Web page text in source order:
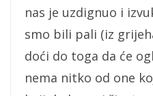
nas je uzdignuo i
smo bili pali (iz
doći do toga da će
nema nitko od one